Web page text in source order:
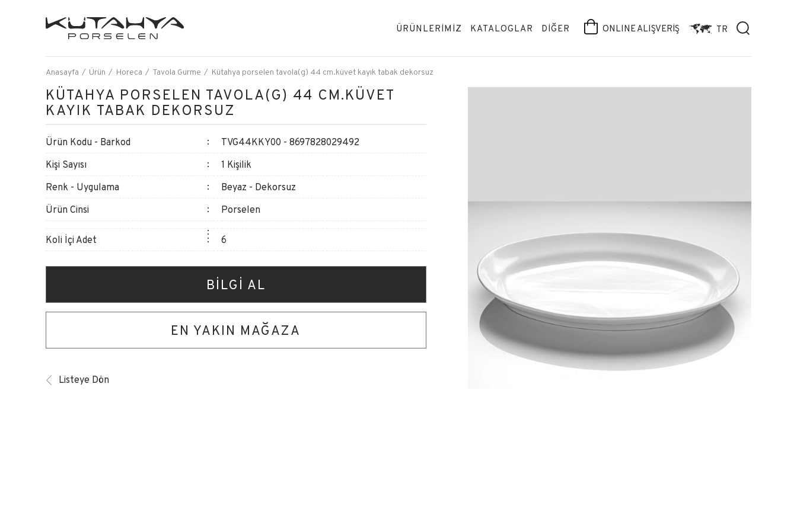
ÜRÜNLERİMİZ KATALOGLAR DİĞER ONLINE ALIŞVERİŞ TR
Anasayfa Ürün Horeca Tavola Gurme Kütahya porselen tavola(g) 44 cm.küvet kayık tabak dekorsuz
KÜTAHYA PORSELEN TAVOLA(G) 44 CM.KÜVET
KAYIK TABAK DEKORSUZ
Ürün Kodu - Barkod
TVG44KKY00 - 8697828029492
Kişi Sayısı
1 Kişilik
Renk - Uygulama
Beyaz - Dekorsuz
Ürün Cinsi
Porselen
Koli İçi Adet 6
BİLGİ AL
EN YAKIN MAĞAZA
Listeye Dön